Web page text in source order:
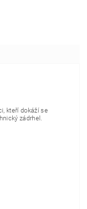
kteří dokáží se
zádrhel.